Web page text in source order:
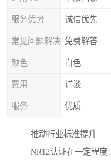
服务优势 诚信优先
常见问题解决 免费解答
颜色 白色
费用 详谈
服务 优质
推动行业标准提升
NR12认证在一定程